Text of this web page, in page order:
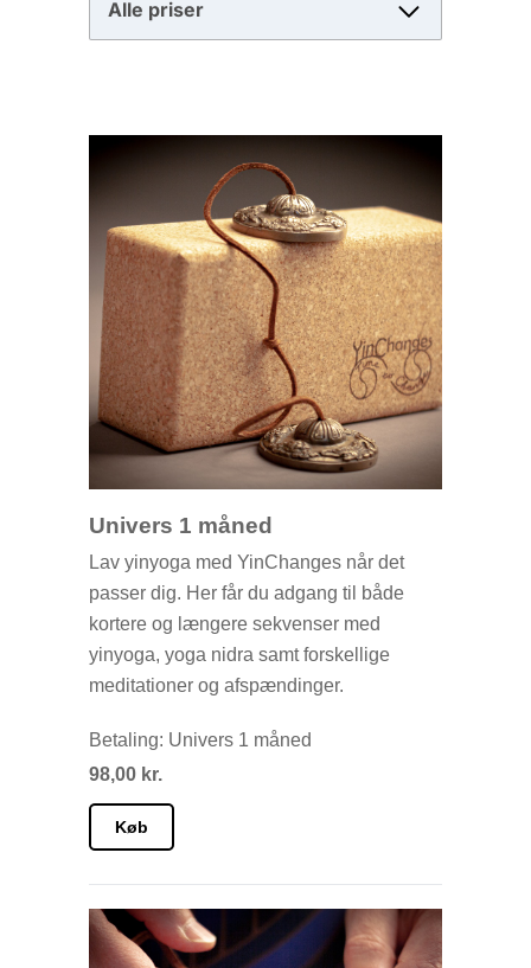
Univers 1 måned
Lav yinyoga med YinChanges når det
passer dig. Her får du adgang til både
kortere og længere sekvenser med
yinyoga, yoga nidra samt forskellige
meditationer og afspændinger.
Betaling: Univers 1 måned
98,00 kr.
Køb